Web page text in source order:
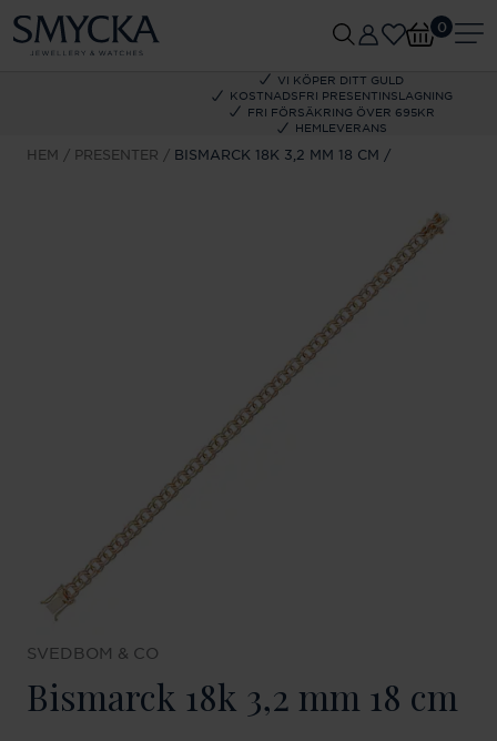
VI KÖPER DITT GULD
KOSTNADSFRI PRESENTINSLAGNING
FRI FÖRSÄKRING ÖVER 695KR
HEMLEVERANS
0
HEM PRESENTER BISMARCK 18K 3,2 MM 18 CM
SVEDBOM & CO
Bismarck 18k 3,2 mm 18 cm